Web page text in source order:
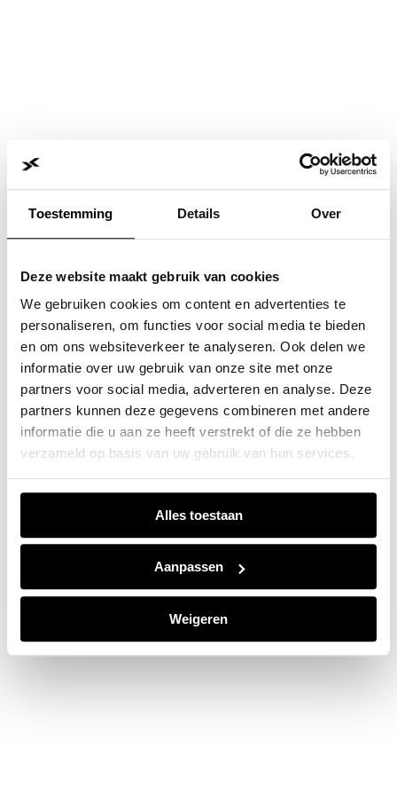
Toestemming Details Over
Deze website maakt gebruik van cookies
We gebruiken cookies om content en advertenties te
personaliseren, om functies voor social media te bieden
en om ons websiteverkeer te analyseren. Ook delen we
informatie over uw gebruik van onze site met onze
partners voor social media, adverteren en analyse. Deze
partners kunnen deze gegevens combineren met andere
informatie die u aan ze heeft verstrekt of die ze hebben
verzameld op basis van uw gebruik van hun services.
Alles toestaan
Aanpassen
Weigeren
Application error: a client-side exception has occurred while
loadingwww.jvk.nl(see the browser consolefor more
information).